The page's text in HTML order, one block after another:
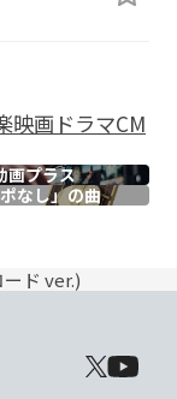
映画ドラマCM
画プラス
ポなし」の曲
ド ver.)